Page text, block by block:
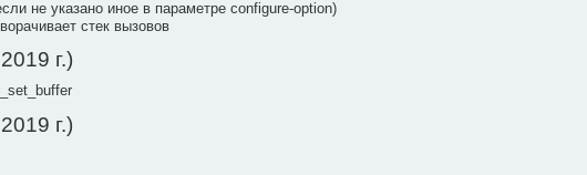
не указано иное в параметре configure-option)
стек вызовов
г.)
г.)